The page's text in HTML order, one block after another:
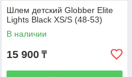
Шлем детский Globber Elite
Lights Black XS/S (48-53)
В наличии
15 900 ₸